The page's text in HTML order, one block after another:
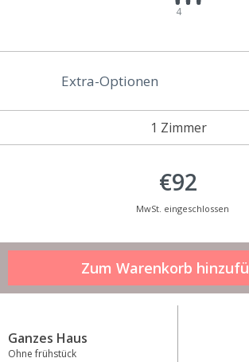
4
1 Zimmer
Extra-Optionen
€92
MwSt. eingeschlossen
Ganzes Haus
Ohne frühstück